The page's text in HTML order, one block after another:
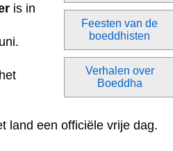
Feesten van de
boeddhisten
Verhalen over
Boeddha
is in
land een officiële vrije dag.